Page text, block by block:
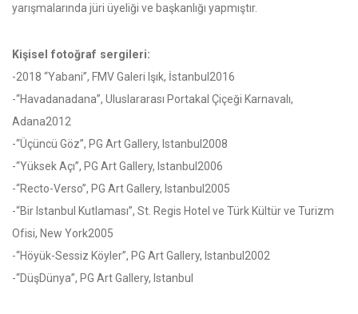
yarışmalarında jüri üyeliği ve başkanlığı yapmıştır.
Kişisel fotoğraf sergileri:
-2018 “Yabani”, FMV Galeri Işık, İstanbul2016
-“Havadanadana”, Uluslararası Portakal Çiçeği Karnavalı,
Adana2012
-“Üçüncü Göz”, PG Art Gallery, Istanbul2008
-“Yüksek Açı”, PG Art Gallery, Istanbul2006
-“Recto-Verso”, PG Art Gallery, Istanbul2005
-“Bir Istanbul Kutlaması”, St. Regis Hotel ve Türk Kültür ve Turizm
Ofisi, New York2005
-“Höyük-Sessiz Köyler”, PG Art Gallery, Istanbul2002
-“DüşDünya”, PG Art Gallery, Istanbul